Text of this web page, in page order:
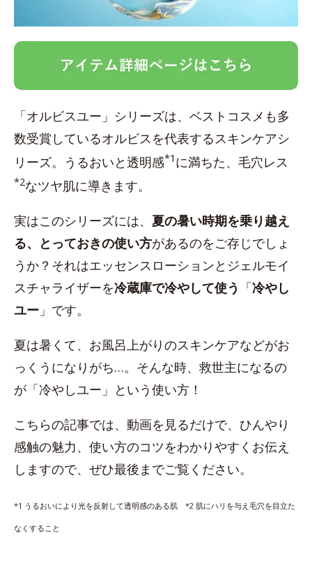
「オルビスユー」シリーズは、ベストコスメも多
数受賞しているオルビスを代表するスキンケアシ
リーズ。うるおいと透明感*1 に満ちた、毛穴レス
*2なツヤ肌に導きます。
実はこのシリーズには、 夏の暑い時期を乗り越え
る、とっておきの使い方があるのをご存じでしょ
うか？それはエッセンスローションとジェルモイ
スチャライザーを冷蔵庫で冷やして使う 「冷やし
ユー 」です。
夏は暑くて、お風呂上がりのスキンケアなどがお
っくうになりがち…。そんな時、救世主になるの
が「冷やしユー」という使い方！
こちらの記事では、動画を見るだけで、ひんやり
感触の魅力、使い方のコツをわかりやすくお伝え
しますので、ぜひ最後までご覧ください。
*1 うるおいにより光を反射して透明感のある肌 *2 肌にハリを与え毛穴を目立た
なくすること